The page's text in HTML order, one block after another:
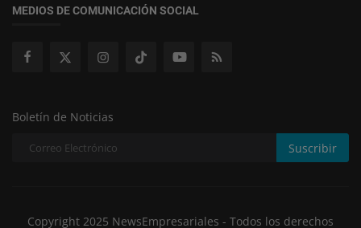
MEDIOS DE COMUNICACIÓN SOCIAL
Boletín de Noticias
Suscribir
Copyright 2025 NewsEmpresariales - Todos los derechos